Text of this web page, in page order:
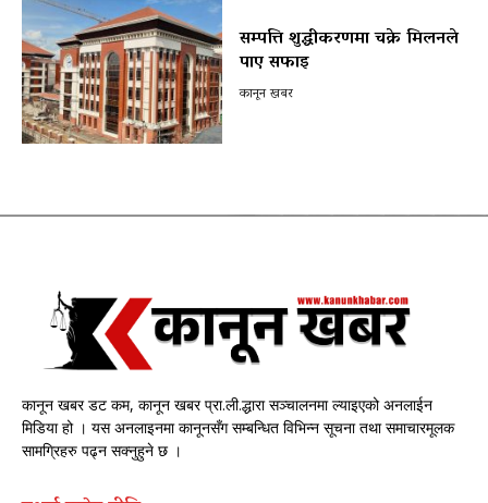
सम्पत्ति शुद्धीकरणमा चक्रे मिलनले
पाए सफाइ
कानून खबर
कानून खबर डट कम, कानून खबर प्रा.ली.द्धारा सञ्चालनमा ल्याइएको अनलाईन
मिडिया हो । यस अनलाइनमा कानूनसँग सम्बन्धित विभिन्न सूचना तथा समाचारमूलक
सामग्रिहरु पढ्न सक्नुहुने छ ।